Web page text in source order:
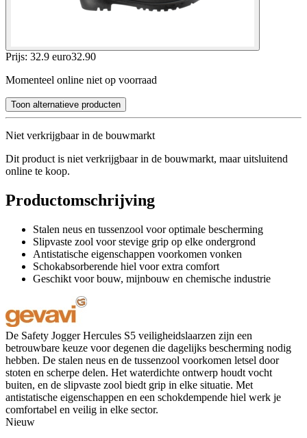
Prijs: 32.9 euro32.90
Momenteel online niet op voorraad
Toon alternatieve producten
Niet verkrijgbaar in de bouwmarkt
Dit product is niet verkrijgbaar in de bouwmarkt, maar uitsluitend
online te koop.
Productomschrijving
Stalen neus en tussenzool voor optimale bescherming
Slipvaste zool voor stevige grip op elke ondergrond
Antistatische eigenschappen voorkomen vonken
Schokabsorberende hiel voor extra comfort
Geschikt voor bouw, mijnbouw en chemische industrie
De Safety Jogger Hercules S5 veiligheidslaarzen zijn een
betrouwbare keuze voor degenen die dagelijks bescherming nodig
hebben. De stalen neus en de tussenzool voorkomen letsel door
stoten en scherpe delen. Het waterdichte ontwerp houdt vocht
buiten, en de slipvaste zool biedt grip in elke situatie. Met
antistatische eigenschappen en een schokdempende hiel werk je
comfortabel en veilig in elke sector.
Nieuw